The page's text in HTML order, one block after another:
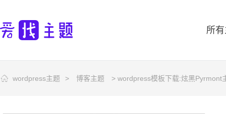
所
wordpress主题 > 博客主题 > wordpress模板下载:炫黑Pyrmont